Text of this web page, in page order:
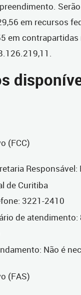
em recursos
em
(FCC)
Responsável:
de Curitiba
3221-2410
de atendimento:
Não é
(FAS)